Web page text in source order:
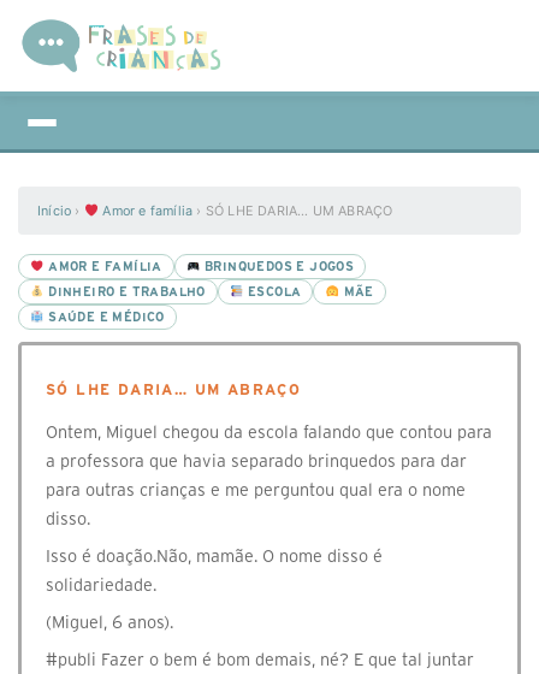
Início › Amor e família › SÓ LHE DARIA… UM ABRAÇO
AMOR E FAMÍLIA
BRINQUEDOS E JOGOS
DINHEIRO E TRABALHO
ESCOLA
MÃE
SAÚDE E MÉDICO
SÓ LHE DARIA… UM ABRAÇO
Ontem, Miguel chegou da escola falando que contou para
a professora que havia separado brinquedos para dar
para outras crianças e me perguntou qual era o nome
disso.
Isso é doação.Não, mamãe. O nome disso é
solidariedade.
(Miguel, 6 anos).
#publi Fazer o bem é bom demais, né? E que tal juntar